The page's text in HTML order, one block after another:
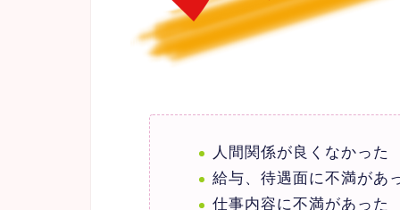
人間関係が良くなかった
給与、待遇面に不満があ
仕事内容に不満があった